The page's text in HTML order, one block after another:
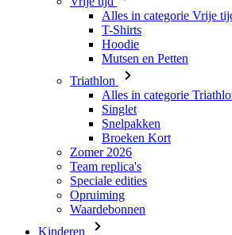
Triathlon
Alles in categorie Triathlon
Singlet
Snelpakken
Broeken Kort
Zomer 2026
Team replica's
Speciale edities
Opruiming
Waardebonnen
Kinderen
Alles in categorie Kinderen
Fietsen
Alles in categorie Fietsen